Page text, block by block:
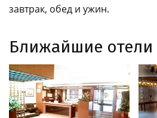
завтрак, обед и ужин.
Ближайшие отели